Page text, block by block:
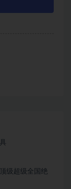
级超级全国绝